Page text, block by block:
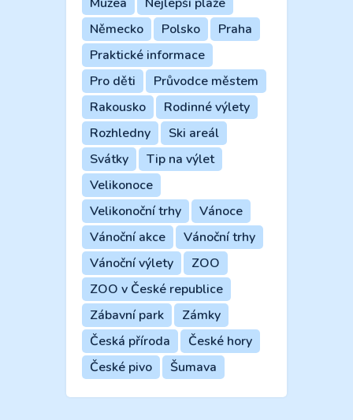
Německo
Polsko
Praha
Praktické informace
Pro děti
Průvodce městem
Rakousko
Rodinné výlety
Rozhledny
Ski areál
Svátky
Tip na výlet
Velikonoce
Velikonoční trhy
Vánoce
Vánoční akce
Vánoční trhy
Vánoční výlety
ZOO
ZOO v České republice
Zábavní park
Zámky
Česká příroda
České hory
České pivo
Šumava